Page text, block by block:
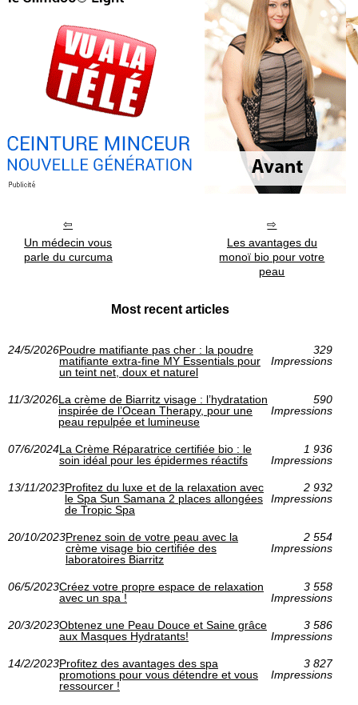
Un médecin vous
parle du curcuma
Les avantages du
monoï bio pour votre
peau
Most recent articles
24/5/2026Poudre matifiante pas cher : la poudre
matifiante extra-fine MY Essentials pour
un teint net, doux et naturel
329
Impressions
11/3/2026La crème de Biarritz visage : l’hydratation
inspirée de l’Ocean Therapy, pour une
peau repulpée et lumineuse
590
Impressions
07/6/2024La Crème Réparatrice certifiée bio : le
soin idéal pour les épidermes réactifs
1 936
Impressions
13/11/2023Profitez du luxe et de la relaxation avec
le Spa Sun Samana 2 places allongées
de Tropic Spa
2 932
Impressions
20/10/2023Prenez soin de votre peau avec la
crème visage bio certifiée des
laboratoires Biarritz
2 554
Impressions
06/5/2023Créez votre propre espace de relaxation
avec un spa !
3 558
Impressions
20/3/2023Obtenez une Peau Douce et Saine grâce
aux Masques Hydratants!
3 586
Impressions
14/2/2023Profitez des avantages des spa
promotions pour vous détendre et vous
ressourcer !
3 827
Impressions